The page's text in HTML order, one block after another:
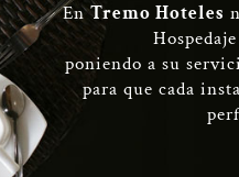
EnTremo Hoteles
poniendo a su
para que cada